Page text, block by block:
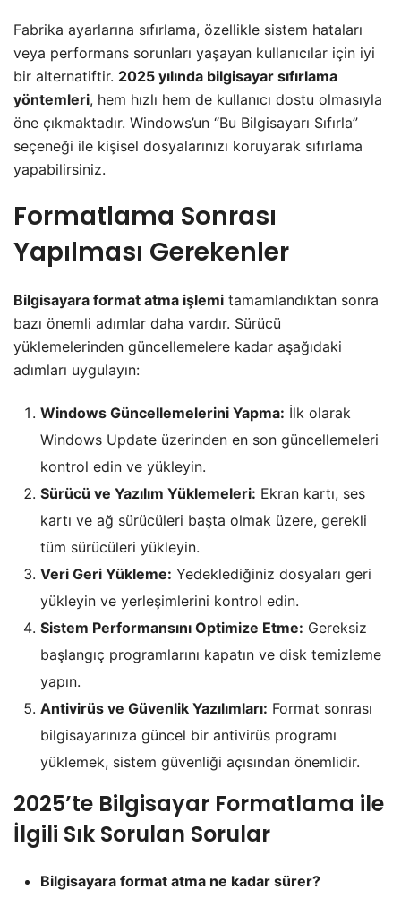
Fabrika ayarlarına sıfırlama, özellikle sistem hataları
veya performans sorunları yaşayan kullanıcılar için iyi
bir alternatiftir. 2025 yılında bilgisayar sıfırlama
yöntemleri, hem hızlı hem de kullanıcı dostu olmasıyla
öne çıkmaktadır. Windows’un “Bu Bilgisayarı Sıfırla”
seçeneği ile kişisel dosyalarınızı koruyarak sıfırlama
yapabilirsiniz.
Formatlama Sonrası
Yapılması Gerekenler
Bilgisayara format atma işlemi tamamlandıktan sonra
bazı önemli adımlar daha vardır. Sürücü
yüklemelerinden güncellemelere kadar aşağıdaki
adımları uygulayın:
Windows Güncellemelerini Yapma: İlk olarak
Windows Update üzerinden en son güncellemeleri
kontrol edin ve yükleyin.
Sürücü ve Yazılım Yüklemeleri: Ekran kartı, ses
kartı ve ağ sürücüleri başta olmak üzere, gerekli
tüm sürücüleri yükleyin.
Veri Geri Yükleme: Yedeklediğiniz dosyaları geri
yükleyin ve yerleşimlerini kontrol edin.
Sistem Performansını Optimize Etme: Gereksiz
başlangıç programlarını kapatın ve disk temizleme
yapın.
Antivirüs ve Güvenlik Yazılımları: Format sonrası
bilgisayarınıza güncel bir antivirüs programı
yüklemek, sistem güvenliği açısından önemlidir.
2025’te Bilgisayar Formatlama ile
İlgili Sık Sorulan Sorular
Bilgisayara format atma ne kadar sürer?